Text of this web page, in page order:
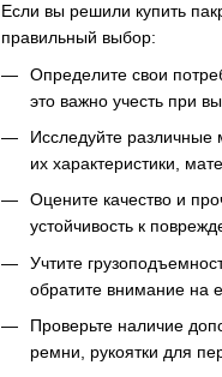
Если вы решили купить
правильный выбор:
Определите свои
это важно учесть при
Исследуйте
их характеристики,
Оцените качество и
устойчивость к
Учтите
обратите внимание на
Проверьте наличие
ремни, рукоятки для